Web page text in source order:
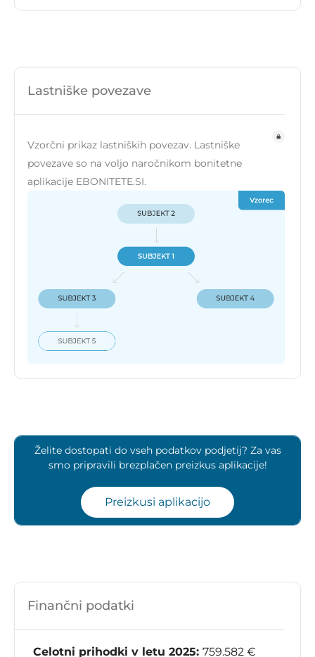
Lastniške povezave
Vzorčni prikaz lastniških povezav. Lastniške
povezave so na voljo naročnikom bonitetne
aplikacije EBONITETE.SI.
Želite dostopati do vseh podatkov podjetij? Za vas
smo pripravili brezplačen preizkus aplikacije!
Preizkusi aplikacijo
Finančni podatki
Celotni prihodki v letu 2025: 759.582 €